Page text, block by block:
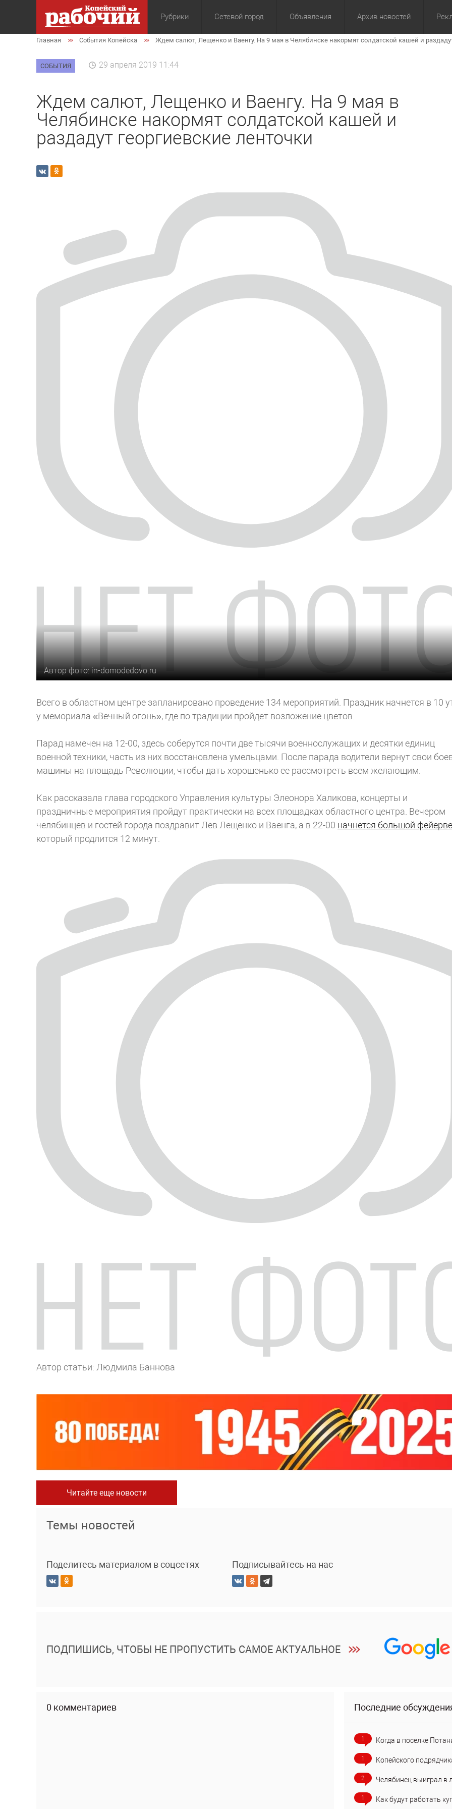
Рубрики
Общество Экономика Культура Политика Спорт ЖКХ
Сетевой город Объявления Архив новостей
За сутки За 3 дня
Главная События Копейска Ждем салют, Лещенко и Ваенгу. На 9 мая в Челябинске накормят солдатской кашей и
СОБЫТИЯ 29 апреля 2019 11:44
Ждем салют, Лещенко и Ваенгу. На 9 мая в
Челябинске накормят солдатской кашей и
раздадут георгиевские ленточки
Автор фото: in-domodedovo.ru
Всего в областном центре запланировано проведение 134 мероприятий. Праздник начнется в 10
у мемориала «Вечный огонь», где по традиции пройдет возложение цветов.
Парад намечен на 12-00, здесь соберутся почти две тысячи военнослужащих и десятки единиц
военной техники, часть из них восстановлена умельцами. После парада водители вернут свои
машины на площадь Революции, чтобы дать хорошенько ее рассмотреть всем желающим.
Как рассказала глава городского Управления культуры Элеонора Халикова, концерты и
праздничные мероприятия пройдут практически на всех площадках областного центра. Вечером
челябинцев и гостей города поздравит Лев Лещенко и Ваенга, а в 22-00 начнется большой
который продлится 12 минут.
Автор статьи: Людмила Баннова
Читайте еще новости
Темы новостей
Поделитесь материалом в соцсетях Подписывайтесь на нас
ПОДПИШИСЬ, ЧТОБЫ НЕ ПРОПУСТИТЬ САМОЕ АКТУАЛЬНОЕ
0 комментариев Последние
1 Когда в поселке
1 Копейского
2 Челябинец выиграл в
1 Как будут работать